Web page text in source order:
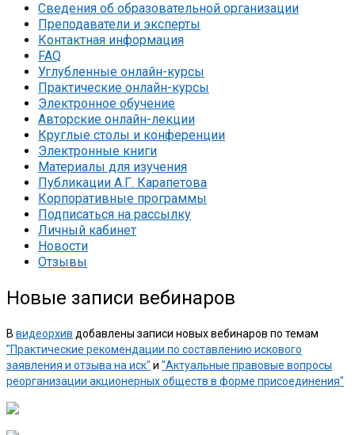
Сведения об образовательной организации
Преподаватели и эксперты
Контактная информация
FAQ
Углубленные онлайн-курсы
Практические онлайн-курсы
Электронное обучение
Авторские онлайн-лекции
Круглые столы и конференции
Электронные книги
Материалы для изучения
Публикации А.Г. Карапетова
Корпоративные программы
Подписаться на рассылку
Личный кабинет
Новости
Отзывы
Новые записи вебинаров
В видеорхив добавлены записи новых вебинаров по темам
"Практические рекомендации по составлению искового
заявления и отзыва на иск" и "Актуальные правовые вопросы
реорганизации акционерных обществ в форме присоединения"